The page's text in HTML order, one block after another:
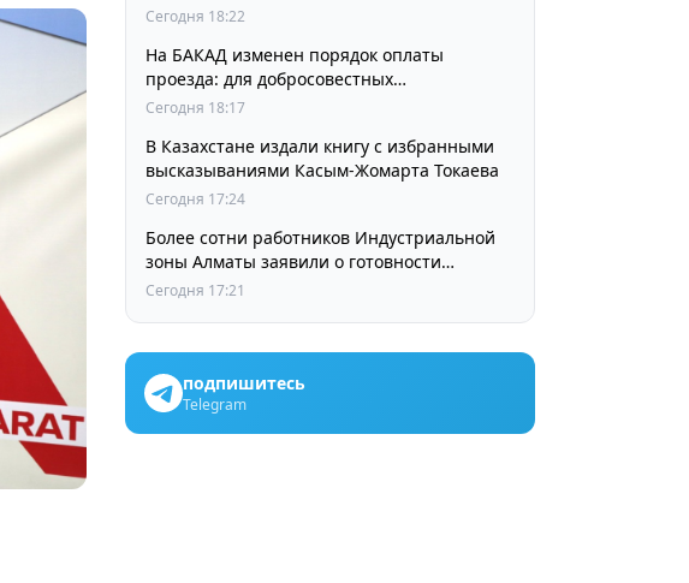
Сегодня 18:22
На БАКАД изменен порядок оплаты
проезда: для добросовестных
пользователей стоимость остается
Сегодня 18:17
В Казахстане издали книгу с избранными
высказываниями Касым-Жомарта Токаева
Сегодня 17:24
Более сотни работников Индустриальной
зоны Алматы заявили о готовности
принять участие в выборах членов
Сегодня 17:21
подпишитесь
Telegram